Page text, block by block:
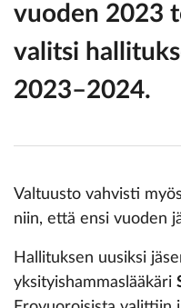
vuoden 2023
valitsi
2023–2024.
Valtuusto vahvisti
niin, että ensi vuoden
Hallituksen uusiksi
yksityishammaslääkäri